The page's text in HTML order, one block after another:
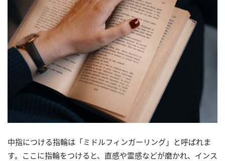
中指につける指輪は「ミドルフィンガーリング」と呼ばれま
す。ここに指輪をつけると、直感や霊感などが磨かれ、インス